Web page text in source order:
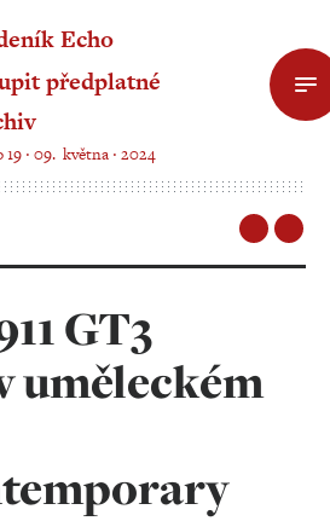
Echo
předplatné
19 ‧ 09. května ‧ 2024
GT3
uměleckém